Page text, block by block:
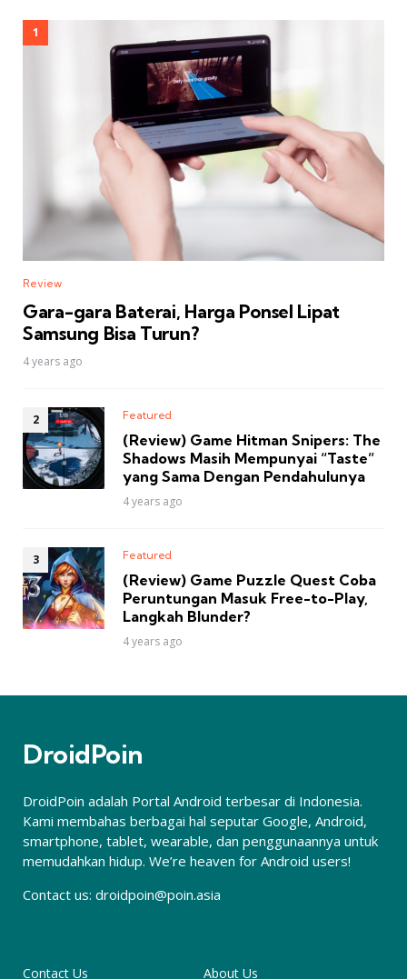
Review
Gara-gara Baterai, Harga Ponsel Lipat
Samsung Bisa Turun?
4 years ago
Featured
(Review) Game Hitman Snipers: The
Shadows Masih Mempunyai “Taste”
yang Sama Dengan Pendahulunya
4 years ago
Featured
(Review) Game Puzzle Quest Coba
Peruntungan Masuk Free-to-Play,
Langkah Blunder?
4 years ago
DroidPoin
DroidPoin adalah Portal Android terbesar di Indonesia.
Kami membahas berbagai hal seputar Google, Android,
smartphone, tablet, wearable, dan penggunaannya untuk
memudahkan hidup. We’re heaven for Android users!
Contact us: droidpoin@poin.asia
Contact Us About Us